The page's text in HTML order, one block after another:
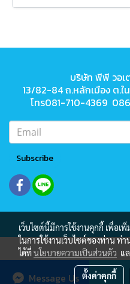
Message Us
บริษัท พีพี วอเ
13/82-84 ถ.หลักเมือง ต.ใ
โทร081-710-4369
Subscribe
ผู้เข้าชมวัน
เว็บไซต์นี้มีการใช้งานคุกกี้ เพื่อ
ในการใช้งานเว็บไซต์ของท่าน ท่
ได้ที่นโยบายความเป็นส่วนตัว แ
ตั้งค่าคุกกี้